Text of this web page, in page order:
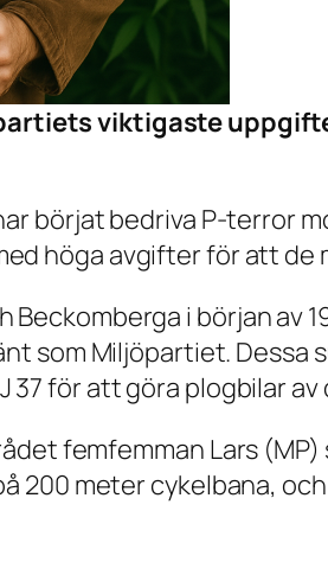
viktigaste
börjat bedriva P-terror
höga avgifter för att de
Beckomberga i början
som Miljöpartiet.
37 för att göra plogbilar av
femfemman Lars
200 meter cykelbana,